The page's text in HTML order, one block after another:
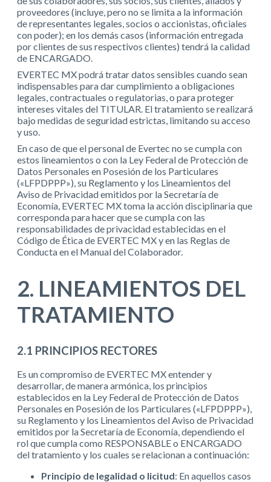
proveedores (incluye, pero no se limita a la información
de representantes legales, socios o accionistas, oficiales
con poder); en los demás casos (información entregada
por clientes de sus respectivos clientes) tendrá la calidad
de ENCARGADO.
EVERTEC MX podrá tratar datos sensibles cuando sean
indispensables para dar cumplimiento a obligaciones
legales, contractuales o regulatorias, o para proteger
intereses vitales del TITULAR. El tratamiento se realizará
bajo medidas de seguridad estrictas, limitando su acceso
y uso.
En caso de que el personal de Evertec no se cumpla con
estos lineamientos o con la Ley Federal de Protección de
Datos Personales en Posesión de los Particulares
(«LFPDPPP»), su Reglamento y los Lineamientos del
Aviso de Privacidad emitidos por la Secretaría de
Economía, EVERTEC MX toma la acción disciplinaria que
corresponda para hacer que se cumpla con las
responsabilidades de privacidad establecidas en el
Código de Ética de EVERTEC MX y en las Reglas de
Conducta en el Manual del Colaborador.
2. LINEAMIENTOS DEL
TRATAMIENTO
2.1 PRINCIPIOS RECTORES
Es un compromiso de EVERTEC MX entender y
desarrollar, de manera armónica, los principios
establecidos en la Ley Federal de Protección de Datos
Personales en Posesión de los Particulares («LFPDPPP»),
su Reglamento y los Lineamientos del Aviso de Privacidad
emitidos por la Secretaría de Economía, dependiendo el
rol que cumpla como RESPONSABLE o ENCARGADO
del tratamiento y los cuales se relacionan a continuación:
Principio de legalidad o licitud: En aquellos casos